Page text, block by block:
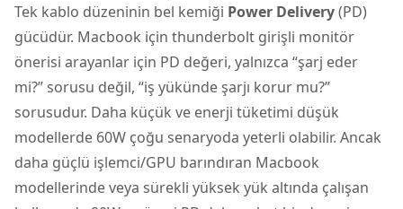
Tek kablo düzeninin bel kemiği Power Delivery(PD)
gücüdür. Macbook için thunderbolt girişli monitör
önerisi arayanlar için PD değeri, yalnızca “şarj eder
mi?” sorusu değil, “iş yükünde şarjı korur mu?”
sorusudur. Daha küçük ve enerji tüketimi düşük
modellerde 60W çoğu senaryoda yeterli olabilir. Ancak
daha güçlü işlemci/GPU barındıran Macbook
modellerinde veya sürekli yüksek yük altında çalışan